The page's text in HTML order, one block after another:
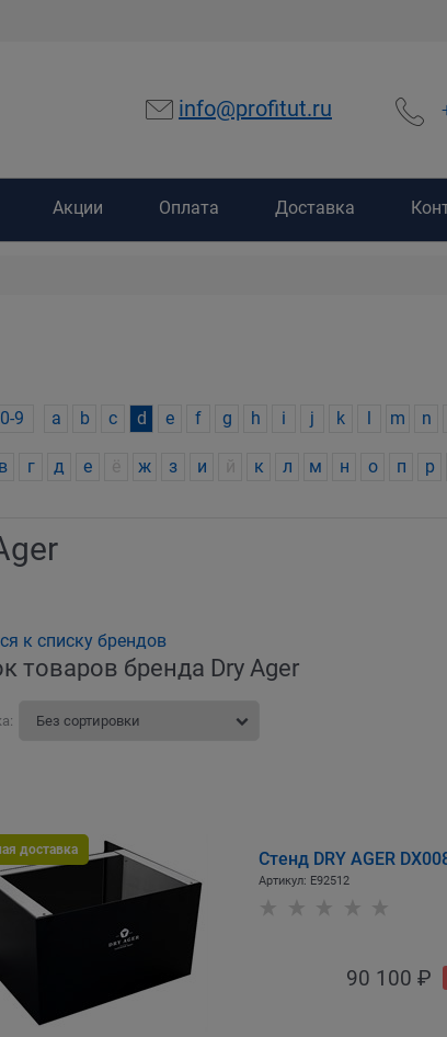
info@profitut.ru
Акции Оплата Доставка
0-9 a b c d e f g h i j k m n
в г д е ж з и к л м н о п р
к списку брендов
товаров бренда Dry Ager
Стенд DRY AGER
Артикул: E92512
доставка
90 100 ₽